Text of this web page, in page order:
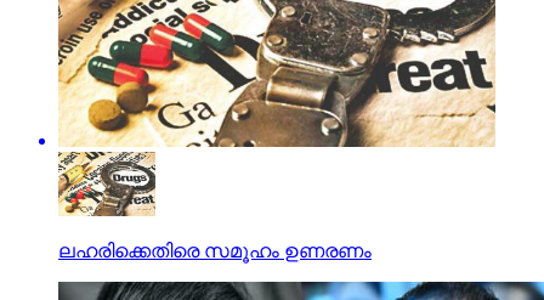
ലഹരിക്കെതിരെ സമൂഹം ഉണരണം